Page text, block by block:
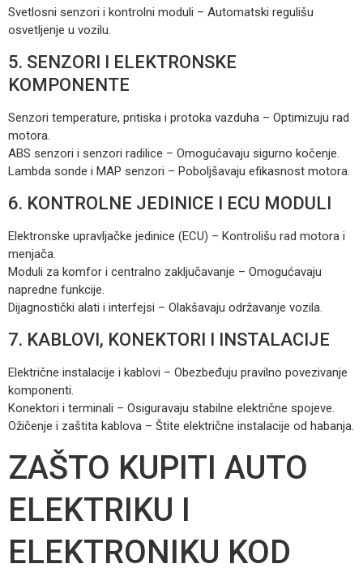
Svetlosni senzori i kontrolni moduli – Automatski regulišu
osvetljenje u vozilu.
5. SENZORI I ELEKTRONSKE
KOMPONENTE
Senzori temperature, pritiska i protoka vazduha – Optimizuju rad
motora.
ABS senzori i senzori radilice – Omogućavaju sigurno kočenje.
Lambda sonde i MAP senzori – Poboljšavaju efikasnost motora.
6. KONTROLNE JEDINICE I ECU MODULI
Elektronske upravljačke jedinice (ECU) – Kontrolišu rad motora i
menjača.
Moduli za komfor i centralno zaključavanje – Omogućavaju
napredne funkcije.
Dijagnostički alati i interfejsi – Olakšavaju održavanje vozila.
7. KABLOVI, KONEKTORI I INSTALACIJE
Električne instalacije i kablovi – Obezbeđuju pravilno povezivanje
komponenti.
Konektori i terminali – Osiguravaju stabilne električne spojeve.
Ožičenje i zaštita kablova – Štite električne instalacije od habanja.
ZAŠTO KUPITI AUTO
ELEKTRIKU I
ELEKTRONIKU KOD